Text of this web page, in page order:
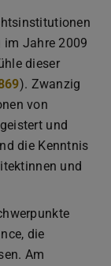
im Jahre 2009
dieser
). Zwanzig
von
und
die Kenntnis
und
die
Am